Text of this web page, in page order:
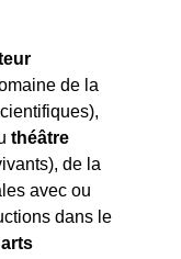
de la
théâtre
de la
avec ou
dans le
arts